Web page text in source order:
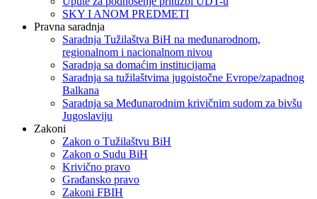
SKY I ANOM PREDMETI
Pravna saradnja
Saradnja Tužilaštva BiH na međunarodnom,
regionalnom i nacionalnom nivou
Saradnja sa domaćim institucijama
Saradnja sa tužilaštvima jugoistočne Evrope/zapadnog
Balkana
Saradnja sa Međunarodnim krivičnim sudom za bivšu
Jugoslaviju
Zakoni
Zakon o Тužilaštvu BiH
Zakon o Sudu BiH
Krivično pravo
Građansko pravo
Zakoni FBIH